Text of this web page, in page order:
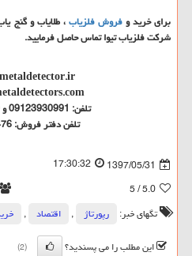
برای خرید وفروش فلزیاب، طلایاب و گنج
شرکت فلزیاب تیوا تماس حاصل فرمایید.
تلفن: 09123930991 و 09126931900
تلفن دفتر فروش: 02144064476
1397/05/31
17:30:32
5.0
/ 5
تگهای خبر:
رپورتاژ , اقتصاد ,
این مطلب را می پسندید؟
(2)